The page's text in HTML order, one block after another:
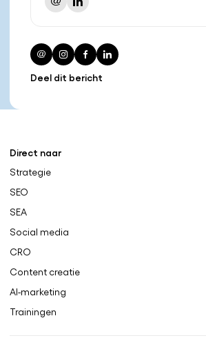
Deel dit bericht
Direct naar
Strategie
SEO
SEA
Social media
CRO
Content creatie
AI-marketing
Trainingen